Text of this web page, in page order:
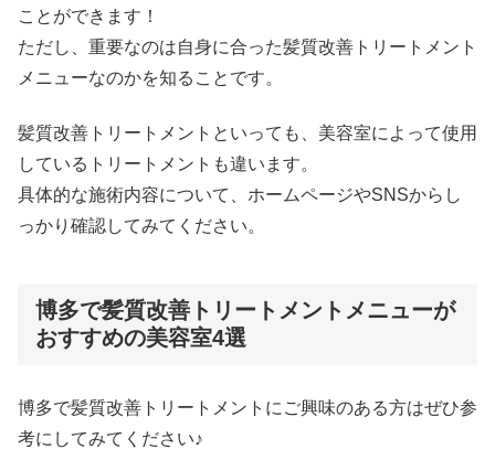
ことができます！
ただし、重要なのは自身に合った髪質改善トリートメント
メニューなのかを知ることです。
髪質改善トリートメントといっても、美容室によって使用
しているトリートメントも違います。
具体的な施術内容について、ホームページやSNSからし
っかり確認してみてください。
博多で髪質改善トリートメントメニューが
おすすめの美容室4選
博多で髪質改善トリートメントにご興味のある方はぜひ参
考にしてみてください♪